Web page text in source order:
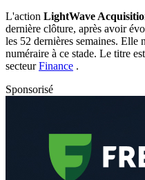
L'action LightWave
dernière clôture, après avoir
les 52 dernières semaines. Elle
numéraire à ce stade. Le titre
secteurFinance .
Sponsorisé